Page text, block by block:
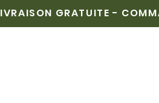
GRATUITE -